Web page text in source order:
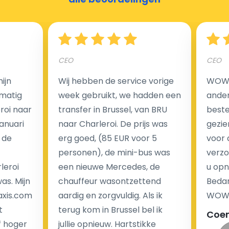
Hoeveel kost een luchthaven taxi transfer?
Een van de meest aantrekkelijke voordelen van
luchthaventaxi's is een vast tarief voor uw rit. In
tegenstelling tot traditionele taxi's met taxameter
brengen wij u geen extra kosten in rekening voor de
nachtrit.
We hebben geen ophaaltarief of extra kosten voor
wachttijd als uw vlucht vertraging heeft.
Kijk op onze website voor meer informatie over uw
transferkosten. Ons boekingsformulier bevat alle
mogelijke extra's die u kunt kiezen en de prijs die u
naar
Mijn
hoger
CEO
Wij hebben de service vorige
week gebruikt, we hadden een
transfer in Brussel, van BRU
naar Charleroi. De prijs was
erg goed, (85 EUR voor 5
personen), de mini-bus was
een nieuwe Mercedes, de
chauffeur wasontzettend
aardig en zorgvuldig. Als ik
terug kom in Brussel bel ik
jullie opnieuw. Hartstikke
CEO
voor
u